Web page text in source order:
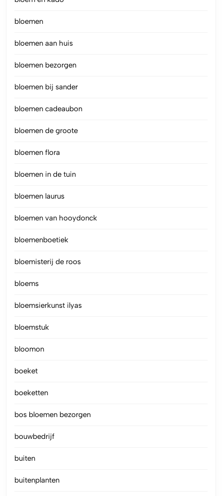
bloemen
bloemen aan huis
bloemen bezorgen
bloemen bij sander
bloemen cadeaubon
bloemen de groote
bloemen flora
bloemen in de tuin
bloemen laurus
bloemen van hooydonck
bloemenboetiek
bloemisterij de roos
bloems
bloemsierkunst ilyas
bloemstuk
bloomon
boeket
boeketten
bos bloemen bezorgen
bouwbedrijf
buiten
buitenplanten